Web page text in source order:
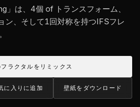
」は、4個 of トランスフォーム、
ン、そして1回対称を持つIFSフレ
フラクタルをリミックス
に入りに追加 壁紙をダウンロード